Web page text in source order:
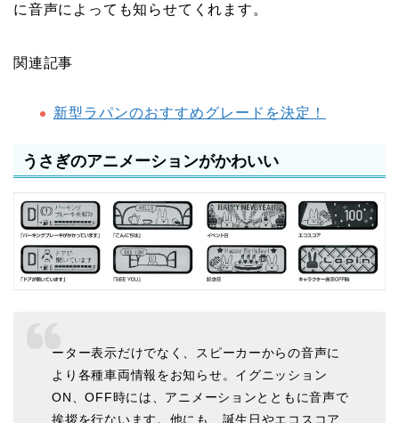
に音声によっても知らせてくれます。
関連記事
新型ラパンのおすすめグレードを決定！
うさぎのアニメーションがかわいい
ーター表示だけでなく、スピーカーからの音声に
より各種車両情報をお知らせ。イグニッション
ON、OFF時には、アニメーションとともに音声で
挨拶を行ないます。他にも、誕生日やエコスコア